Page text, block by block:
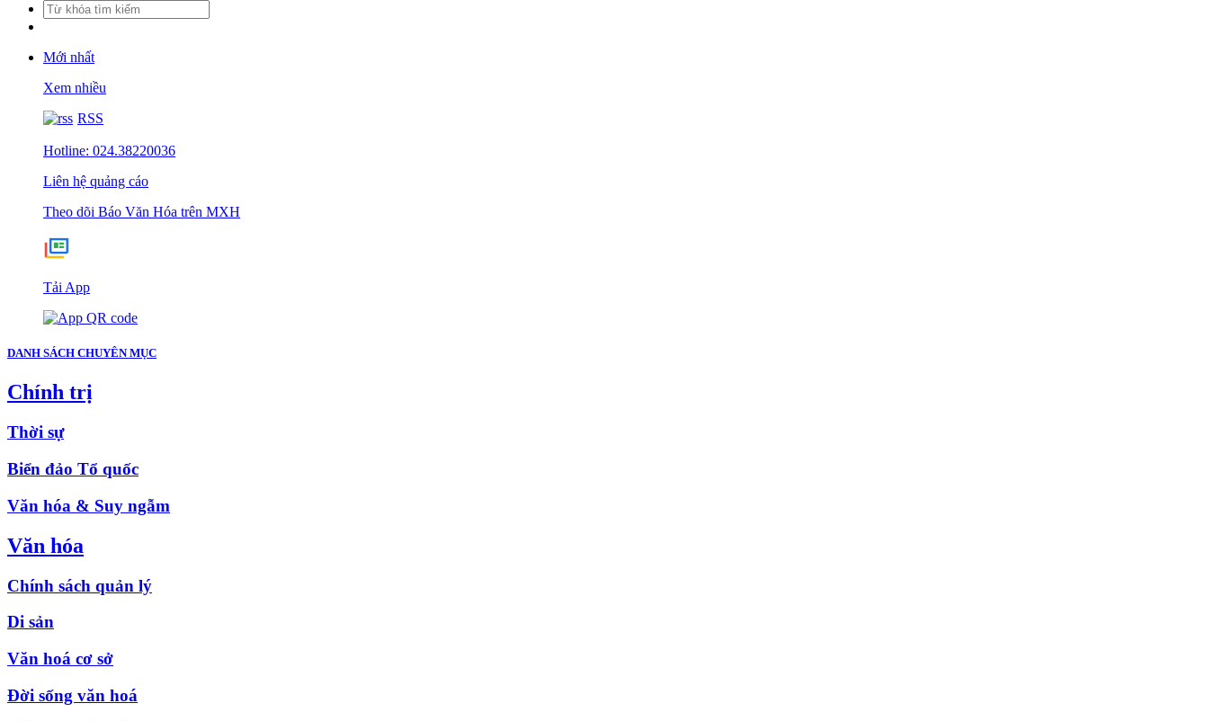
Mới nhất
Xem nhiều
RSS
Hotline: 024.38220036
Liên hệ quảng cáo
Theo dõi Báo Văn Hóa trên MXH
Tải App
DANH SÁCH CHUYÊN MỤC
Chính trị
Thời sự
Biển đảo Tổ quốc
Văn hóa & Suy ngẫm
Văn hóa
Chính sách quản lý
Di sản
Văn hoá cơ sở
Đời sống văn hoá